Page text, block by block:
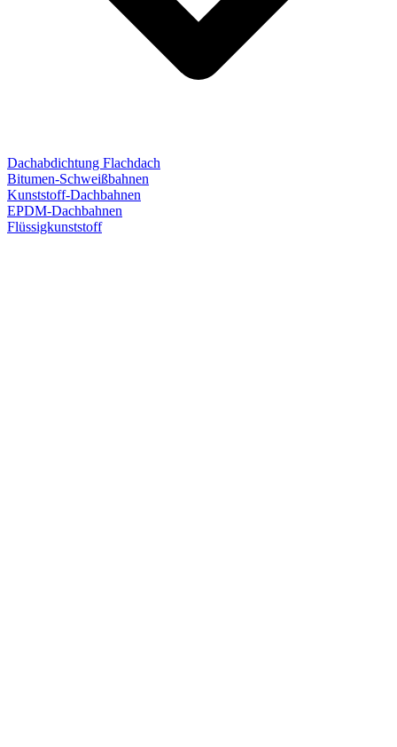
Dachabdichtung Flachdach
Bitumen-Schweißbahnen
Kunststoff-Dachbahnen
EPDM-Dachbahnen
Flüssigkunststoff